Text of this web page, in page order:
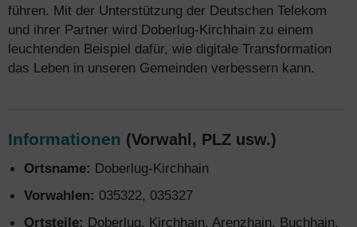
führen. Mit der Unterstützung der Deutschen Telekom
und ihrer Partner wird Doberlug-Kirchhain zu einem
leuchtenden Beispiel dafür, wie digitale Transformation
das Leben in unseren Gemeinden verbessern kann.
Informationen (Vorwahl, PLZ usw.)
Ortsname: Doberlug-Kirchhain
Vorwahlen: 035322, 035327
Ortsteile: Doberlug, Kirchhain, Arenzhain, Buchhain,